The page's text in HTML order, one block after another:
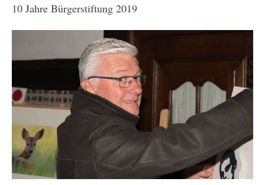
10 Jahre Bürgerstiftung 2019